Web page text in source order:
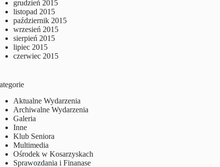
grudzień 2015
listopad 2015
październik 2015
wrzesień 2015
sierpień 2015
lipiec 2015
czerwiec 2015
Aktualne Wydarzenia
Archiwalne Wydarzenia
Galeria
Inne
Klub Seniora
Multimedia
Ośrodek w Kosarzyskach
Sprawozdania i Finanase